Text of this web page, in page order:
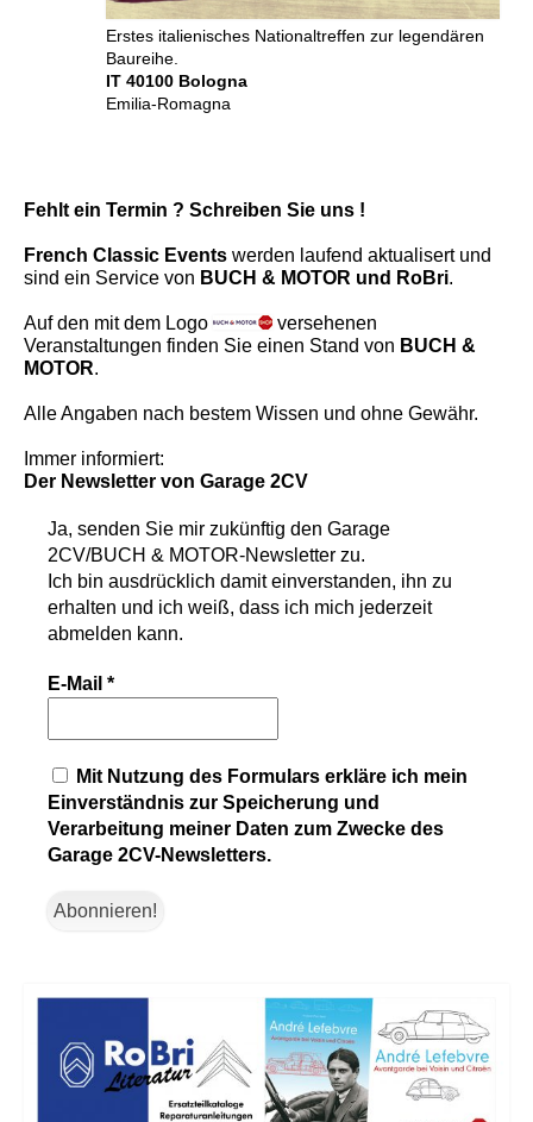
Erstes italienisches Nationaltreffen zur legendären
Baureihe.
IT 40100 Bologna
Emilia-Romagna
Fehlt ein Termin ? Schreiben Sie uns !
French Classic Events werden laufend aktualisert und
sind ein Service von BUCH & MOTOR und RoBri.
Auf den mit dem Logo
versehenen
Veranstaltungen finden Sie einen Stand von BUCH &
MOTOR.
Alle Angaben nach bestem Wissen und ohne Gewähr.
Immer informiert:
Der Newsletter von Garage 2CV
Ja, senden Sie mir zukünftig den Garage
2CV/BUCH & MOTOR-Newsletter zu.
Ich bin ausdrücklich damit einverstanden, ihn zu
erhalten und ich weiß, dass ich mich jederzeit
abmelden kann.
E-Mail *
Mit Nutzung des Formulars erkläre ich mein
Einverständnis zur Speicherung und
Verarbeitung meiner Daten zum Zwecke des
Garage 2CV-Newsletters.